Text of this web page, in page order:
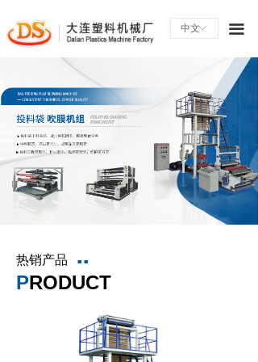
끀
ꀅ
中文
热销产品 ■ ■
PRODUCT